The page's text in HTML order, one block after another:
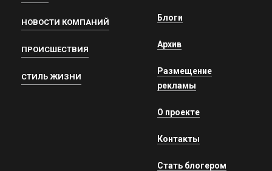
НОВОСТИ КОМПАНИЙ
ПРОИСШЕСТВИЯ
СТИЛЬ ЖИЗНИ
Блоги
Архив
Размещение
рекламы
О проекте
Контакты
Стать блогером